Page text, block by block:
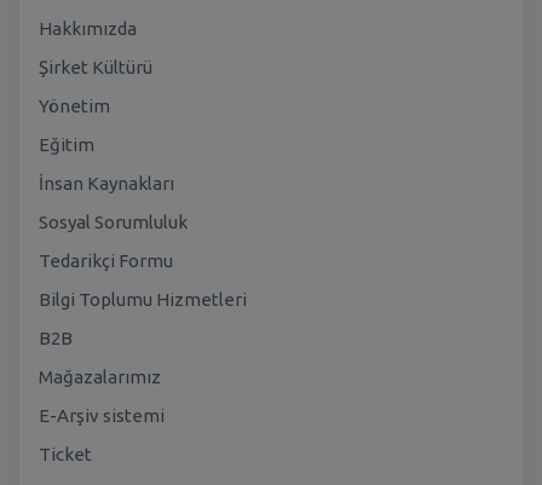
Hakkımızda
Şirket Kültürü
Yönetim
Eğitim
İnsan Kaynakları
Sosyal Sorumluluk
Tedarikçi Formu
Bilgi Toplumu Hizmetleri
B2B
Mağazalarımız
E-Arşiv sistemi
Ticket